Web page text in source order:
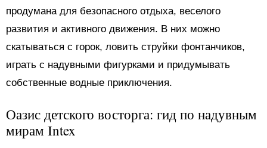
продумана для безопасного отдыха, веселого
развития и активного движения. В них можно
скатываться с горок, ловить струйки фонтанчиков,
играть с надувными фигурками и придумывать
собственные водные приключения.
Оазис детского восторга: гид по надувным
мирам Intex